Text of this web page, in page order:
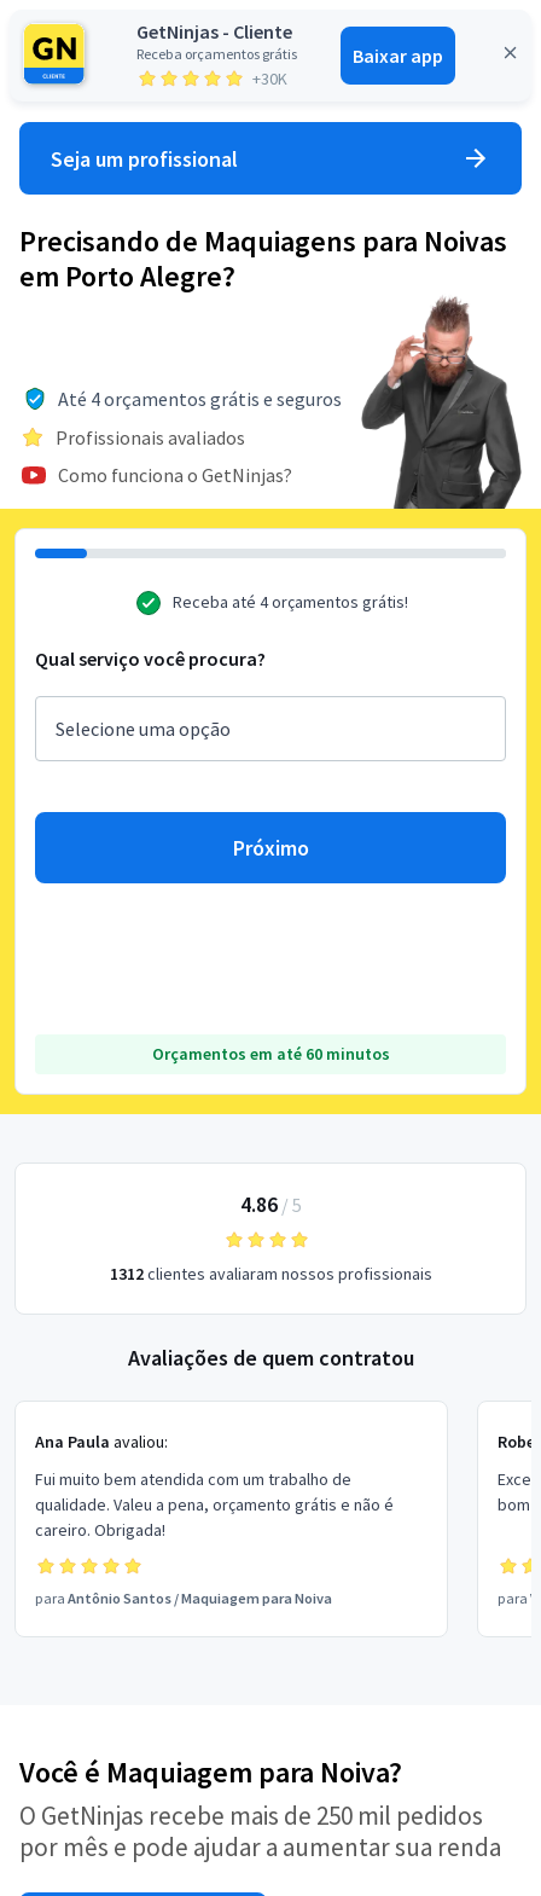
GetNinjas - Cliente
Receba orçamentos grátis
+30K
Baixar app
Entrar
Seja um profissional
Precisando de Maquiagens para Noivas
em Porto Alegre?
Até 4 orçamentos grátis e seguros
Profissionais avaliados
Como funciona o GetNinjas?
Receba até 4 orçamentos grátis!
Qual serviço você procura?
Próximo
Orçamentos em até 60 minutos
4.86/ 5
1312clientes avaliaram nossos profissionais
Avaliações de quem contratou
Ana Paula avaliou:
Fui muito bem atendida com um trabalho de
qualidade. Valeu a pena, orçamento grátis e não é
careiro. Obrigada!
para Antônio Santos /Maquiagem para Noiva
bom
para
Você é Maquiagem para Noiva?
O GetNinjas recebe mais de 250 mil pedidos
por mês e pode ajudar a aumentar sua renda